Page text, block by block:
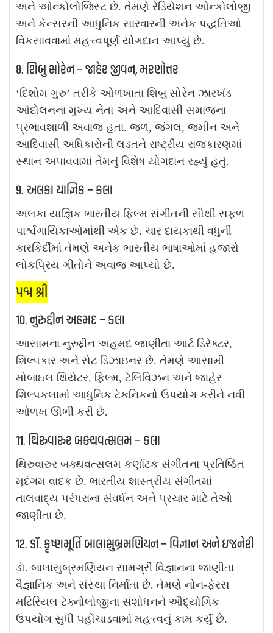
અને ઓન્કોલોજિસ્ટ છે. તેમણે રેડિયેશન ઓન્કોલોજી
અને કેન્સરની આધુનિક સારવારની અનેક પદ્ધતિઓ
વિકસાવવામાં મહત્ત્વપૂર્ણ યોગદાન આપ્યું છે.
8. શિબુ સોરેન – જાહેર જીવન, મરણોત્તર
‘દિશોમ ગુરુ’ તરીકે ઓળખાતા શિબુ સોરેન ઝારખંડ
આંદોલનના મુખ્ય નેતા અને આદિવાસી સમાજના
પ્રભાવશાળી અવાજ હતા. જળ, જંગલ, જમીન અને
આદિવાસી અધિકારોની લડતને રાષ્ટ્રીય રાજકારણમાં
સ્થાન અપાવવામાં તેમનું વિશેષ યોગદાન રહ્યું હતું.
9. અલકા યાજ્ઞિક – કલા
અલકા યાજ્ઞિક ભારતીય ફિલ્મ સંગીતની સૌથી સફળ
પાર્શ્વગાયિકાઓમાંથી એક છે. ચાર દાયકાથી વધુની
કારકિર્દીમાં તેમણે અનેક ભારતીય ભાષાઓમાં હજારો
લોકપ્રિય ગીતોને અવાજ આપ્યો છે.
પદ્મ શ્રી
10. નુરુદ્દીન અહમદ – કલા
આસામના નુરુદ્દીન અહમદ જાણીતા આર્ટ ડિરેક્ટર,
શિલ્પકાર અને સેટ ડિઝાઇનર છે. તેમણે આસામી
મોબાઇલ થિયેટર, ફિલ્મ, ટેલિવિઝન અને જાહેર
શિલ્પકલામાં આધુનિક ટેકનિકનો ઉપયોગ કરીને નવી
ઓળખ ઊભી કરી છે.
11. થિરુવારુર બક્થવત્સલમ – કલા
થિરુવારુર બક્થવત્સલમ કર્ણાટક સંગીતના પ્રતિષ્ઠિત
મૃદંગમ વાદક છે. ભારતીય શાસ્ત્રીય સંગીતમાં
તાલવાદ્ય પરંપરાના સંવર્ધન અને પ્રચાર માટે તેઓ
જાણીતા છે.
12. ડૉ. કૃષ્ણમૂર્તિ બાલાસુબ્રમણિયન – વિજ્ઞાન અને ઇજનેરી
ડૉ. બાલાસુબ્રમણિયન સામગ્રી વિજ્ઞાનના જાણીતા
વૈજ્ઞાનિક અને સંસ્થા નિર્માતા છે. તેમણે નોન-ફેરસ
મટિરિયલ ટેક્નોલોજીના સંશોધનને ઔદ્યોગિક
ઉપયોગ સુધી પહોંચાડવામાં મહત્ત્વનું કામ કર્યું છે.